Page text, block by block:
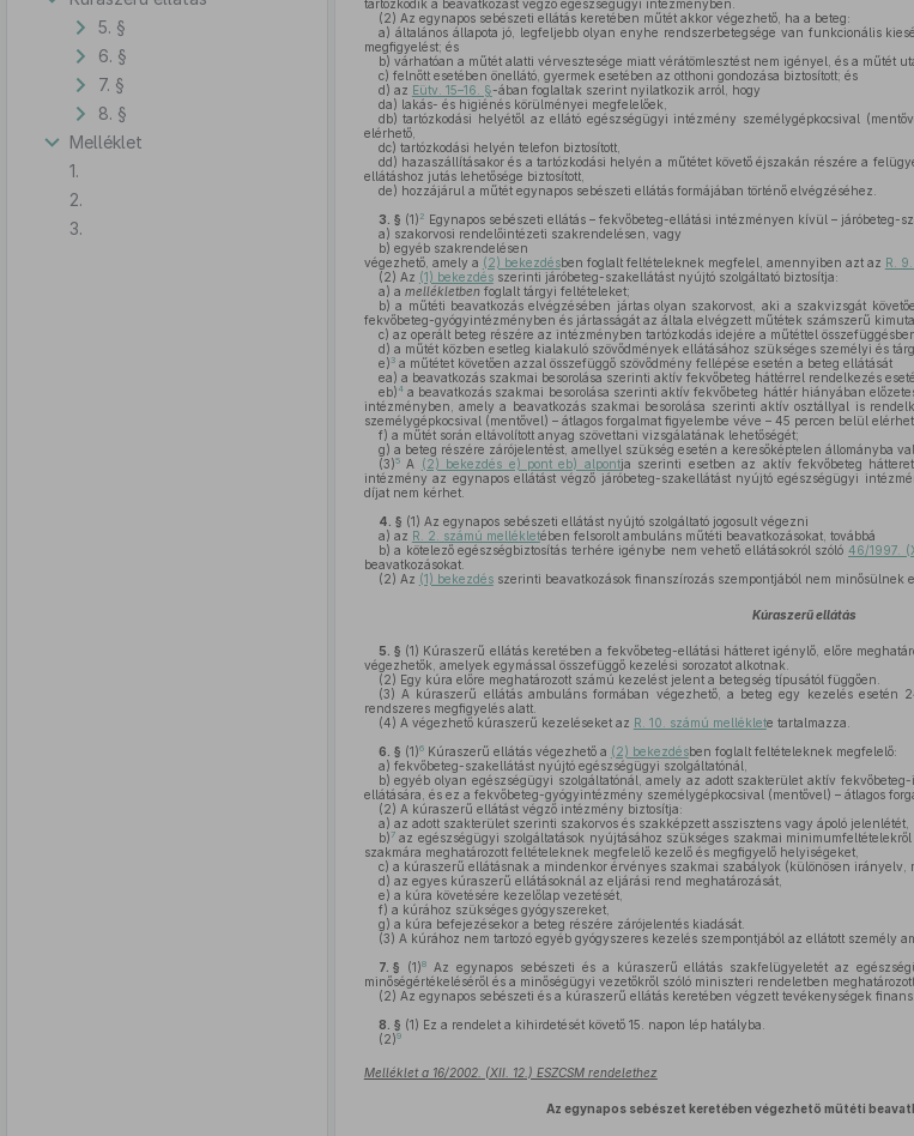
5. §
6. §
7. §
8. §
Melléklet
1.
2.
3.
tartózkodik a beavatkozást végző egészségügyi intézményben.
(2) Az egynapos sebészeti ellátás keretében műtét akkor végezhető, ha a beteg:
a) általános állapota jó, legfeljebb olyan enyhe rendszerbetegsége van funkcionális
megfigyelést; és
b) várhatóan a műtét alatti vérvesztesége miatt vérátömlesztést nem igényel, és a műtét
c) felnőtt esetében önellátó, gyermek esetében az otthoni gondozása biztosított; és
d) az Eütv. 15–16. §-ában foglaltak szerint nyilatkozik arról, hogy
da) lakás- és higiénés körülményei megfelelőek,
db) tartózkodási helyétől az ellátó egészségügyi intézmény személygépkocsival
elérhető,
dc) tartózkodási helyén telefon biztosított,
dd) hazaszállításakor és a tartózkodási helyén a műtétet követő éjszakán részére a
ellátáshoz jutás lehetősége biztosított,
de) hozzájárul a műtét egynapos sebészeti ellátás formájában történő elvégzéséhez.
3. § (1) 2 Egynapos sebészeti ellátás – fekvőbeteg-ellátási intézményen kívül – járóbeteg-
a) szakorvosi rendelőintézeti szakrendelésen, vagy
b) egyéb szakrendelésen
végezhető, amely a (2) bekezdésben foglalt feltételeknek megfelel, amennyiben azt az R.
(2) Az (1) bekezdésszerinti járóbeteg-szakellátást nyújtó szolgáltató biztosítja:
a) a mellékletbenfoglalt tárgyi feltételeket;
b) a műtéti beavatkozás elvégzésében jártas olyan szakorvost, aki a szakvizsgát
fekvőbeteg-gyógyintézményben és jártasságát az általa elvégzett műtétek számszerű
c) az operált beteg részére az intézményben tartózkodás idejére a műtéttel
d) a műtét közben esetleg kialakuló szövődmények ellátásához szükséges személyi és
e) 3a műtétet követően azzal összefüggő szövődmény fellépése esetén a beteg ellátását
ea) a beavatkozás szakmai besorolása szerinti aktív fekvőbeteg háttérrel rendelkezés
eb)4a beavatkozás szakmai besorolása szerinti aktív fekvőbeteg háttér hiányában
intézményben, amely a beavatkozás szakmai besorolása szerinti aktív osztállyal is
személygépkocsival (mentővel) – átlagos forgalmat figyelembe véve – 45 percen belül
f) a műtét során eltávolított anyag szövettani vizsgálatának lehetőségét;
g) a beteg részére zárójelentést, amellyel szükség esetén a keresőképtelen állományba
(3)5A (2) bekezdés e) pont eb) alpontja szerinti esetben az aktív fekvőbeteg
intézmény az egynapos ellátást végző járóbeteg-szakellátást nyújtó egészségügyi
díjat nem kérhet.
4. § (1) Az egynapos sebészeti ellátást nyújtó szolgáltató jogosult végezni
a) az R. 2. számú mellékletében felsorolt ambuláns műtéti beavatkozásokat, továbbá
b) a kötelező egészségbiztosítás terhére igénybe nem vehető ellátásokról szóló46/1997.
beavatkozásokat.
(2) Az (1) bekezdésszerinti beavatkozások finanszírozás szempontjából nem minősülnek
Kúraszerű ellátás
5. § (1) Kúraszerű ellátás keretében a fekvőbeteg-ellátási hátteret igénylő, előre
végezhetők, amelyek egymással összefüggő kezelési sorozatot alkotnak.
(2) Egy kúra előre meghatározott számú kezelést jelent a betegség típusától függően.
(3) A kúraszerű ellátás ambuláns formában végezhető, a beteg egy kezelés esetén
rendszeres megfigyelés alatt.
(4) A végezhető kúraszerű kezeléseket az R. 10. számú melléklete tartalmazza.
6. § (1)6Kúraszerű ellátás végezhető a (2) bekezdésben foglalt feltételeknek megfelelő:
a) fekvőbeteg-szakellátást nyújtó egészségügyi szolgáltatónál,
b) egyéb olyan egészségügyi szolgáltatónál, amely az adott szakterület aktív
ellátására, és ez a fekvőbeteg-gyógyintézmény személygépkocsival (mentővel) – átlagos
(2) A kúraszerű ellátást végző intézmény biztosítja:
a) az adott szakterület szerinti szakorvos és szakképzett asszisztens vagy ápoló jelenlétét,
b)7az egészségügyi szolgáltatások nyújtásához szükséges szakmai minimumfeltételekről
szakmára meghatározott feltételeknek megfelelő kezelő és megfigyelő helyiségeket,
c) a kúraszerű ellátásnak a mindenkor érvényes szakmai szabályok (különösen irányelv,
d) az egyes kúraszerű ellátásoknál az eljárási rend meghatározását,
e) a kúra követésére kezelőlap vezetését,
f) a kúrához szükséges gyógyszereket,
g) a kúra befejezésekor a beteg részére zárójelentés kiadását.
(3) A kúrához nem tartozó egyéb gyógyszeres kezelés szempontjából az ellátott személy
7. § (1)8Az egynapos sebészeti és a kúraszerű ellátás szakfelügyeletét az
minőségértékeléséről és a minőségügyi vezetőkről szóló miniszteri rendeletben
(2) Az egynapos sebészeti és a kúraszerű ellátás keretében végzett tevékenységek
8. § (1) Ez a rendelet a kihirdetését követő 15. napon lép hatályba.
(2)9
Melléklet a 16/2002. (XII. 12.) ESZCSM rendelethez
Az egynapos sebészet keretében végezhető műtéti